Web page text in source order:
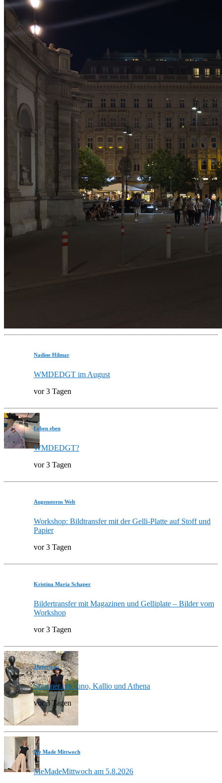
Nadine Hilmar
WMDEDGT im August
vor 3 Tagen
Leben eben
WMDEDGT?
vor 3 Tagen
Augensterns Welt
Workshop: Bildtransfer mit der Gelli-Platte auf Stoff und
Papier
vor 3 Tagen
Kristina Maria Schaper
Bildertransfer mit Magazinen und Gelliplate – Bilder vom
Workshop
vor 3 Tagen
3hefecit.eu
Sommer mit Juno, Kallio und Athena
vor 3 Tagen
Me Made Mittwoch
MeMadeMittwoch am 5.8.2026